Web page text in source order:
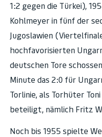
1:2 gegen die Türkei),
Kohlmeyer in fünf der
Jugoslawien
hochfavorisierten
deutschen Tore
Minute das 2:0 für
Torlinie, als Torhüter
beteiligt, nämlich Fritz
Noch bis 1955 spielte